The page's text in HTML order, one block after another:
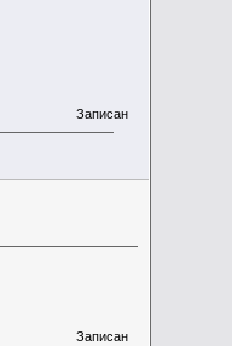
Записан
Записан